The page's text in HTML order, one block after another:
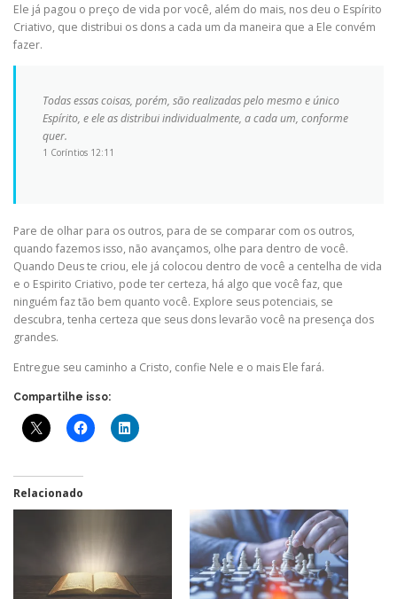
Ele já pagou o preço de vida por você, além do mais, nos deu o Espírito
Criativo, que distribui os dons a cada um da maneira que a Ele convém
fazer.
Todas essas coisas, porém, são realizadas pelo mesmo e único
Espírito, e ele as distribui individualmente, a cada um, conforme
quer.
1 Coríntios 12:11
Pare de olhar para os outros, para de se comparar com os outros,
quando fazemos isso, não avançamos, olhe para dentro de você.
Quando Deus te criou, ele já colocou dentro de você a centelha de vida
e o Espirito Criativo, pode ter certeza, há algo que você faz, que
ninguém faz tão bem quanto você. Explore seus potenciais, se
descubra, tenha certeza que seus dons levarão você na presença dos
grandes.
Entregue seu caminho a Cristo, confie Nele e o mais Ele fará.
Compartilhe isso:
Relacionado